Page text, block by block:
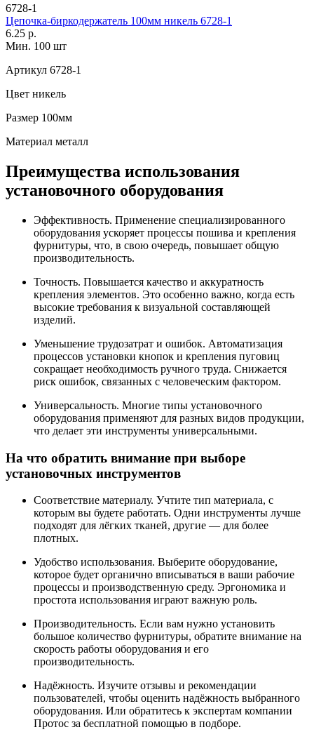
6728-1
Цепочка-биркодержатель 100мм никель 6728-1
6.25 р.
Мин. 100 шт
Артикул 6728-1
Цвет никель
Размер 100мм
Материал металл
Преимущества использования
установочного оборудования
Эффективность. Применение специализированного
оборудования ускоряет процессы пошива и крепления
фурнитуры, что, в свою очередь, повышает общую
производительность.
Точность. Повышается качество и аккуратность
крепления элементов. Это особенно важно, когда есть
высокие требования к визуальной составляющей
изделий.
Уменьшение трудозатрат и ошибок. Автоматизация
процессов установки кнопок и крепления пуговиц
сокращает необходимость ручного труда. Снижается
риск ошибок, связанных с человеческим фактором.
Универсальность. Многие типы установочного
оборудования применяют для разных видов продукции,
что делает эти инструменты универсальными.
На что обратить внимание при выборе
установочных инструментов
Соответствие материалу. Учтите тип материала, с
которым вы будете работать. Одни инструменты лучше
подходят для лёгких тканей, другие — для более
плотных.
Удобство использования. Выберите оборудование,
которое будет органично вписываться в ваши рабочие
процессы и производственную среду. Эргономика и
простота использования играют важную роль.
Производительность. Если вам нужно установить
большое количество фурнитуры, обратите внимание на
скорость работы оборудования и его
производительность.
Надёжность. Изучите отзывы и рекомендации
пользователей, чтобы оценить надёжность выбранного
оборудования. Или обратитесь к экспертам компании
Протос за бесплатной помощью в подборе.